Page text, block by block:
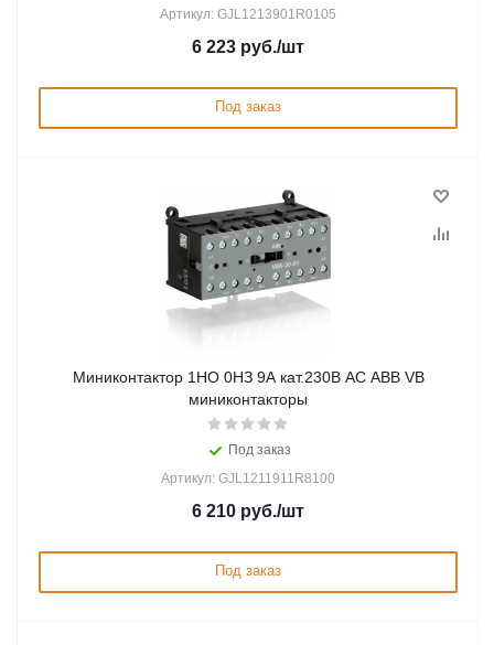
Артикул: GJL1213901R0105
6 223 руб./шт
Под заказ
Миниконтактор 1НО 0НЗ 9А кат.230В AC ABB VB
миниконтакторы
Под заказ
Артикул: GJL1211911R8100
6 210 руб./шт
Под заказ